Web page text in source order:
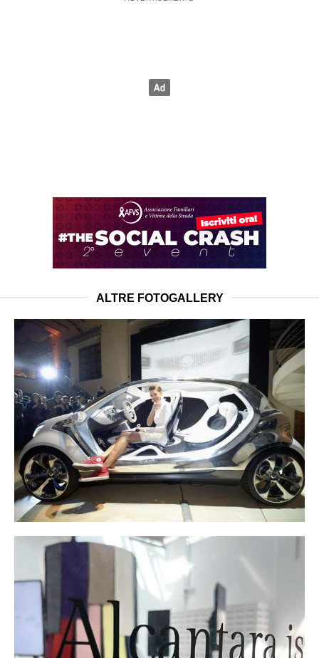
ALTRE FOTOGALLERY